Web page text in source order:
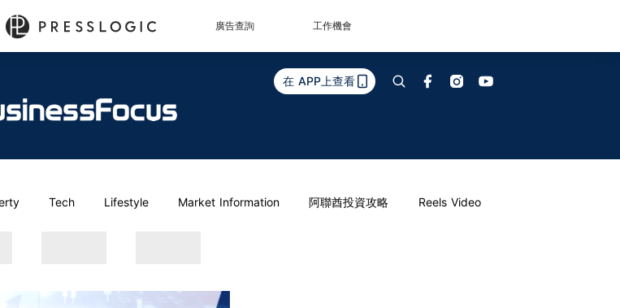
廣告查詢 工作機會
在 APP上查看
Tech Lifestyle Market Information 阿聯酋投資攻略 Reels Video